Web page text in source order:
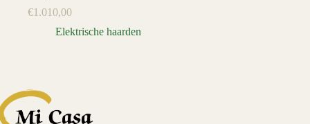
€1.010,00
Elektrische haarden